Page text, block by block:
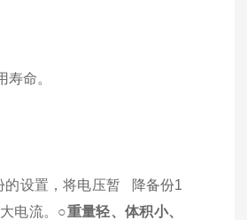
命。
的设置，将电压暂 降备份1
电流。 ○重量轻、体积小、